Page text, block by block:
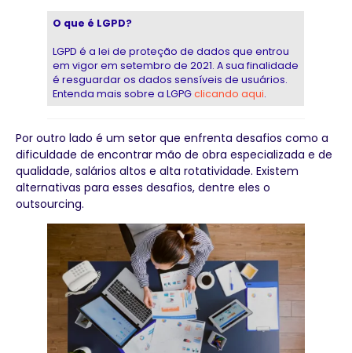
O que é LGPD?
LGPD é a lei de proteção de dados que entrou
em vigor em setembro de 2021. A sua finalidade
é resguardar os dados sensíveis de usuários.
Entenda mais sobre a LGPGclicando aqui.
Por outro lado é um setor que enfrenta desafios como a
dificuldade de encontrar mão de obra especializada e de
qualidade, salários altos e alta rotatividade. Existem
alternativas para esses desafios, dentre eles o
outsourcing.